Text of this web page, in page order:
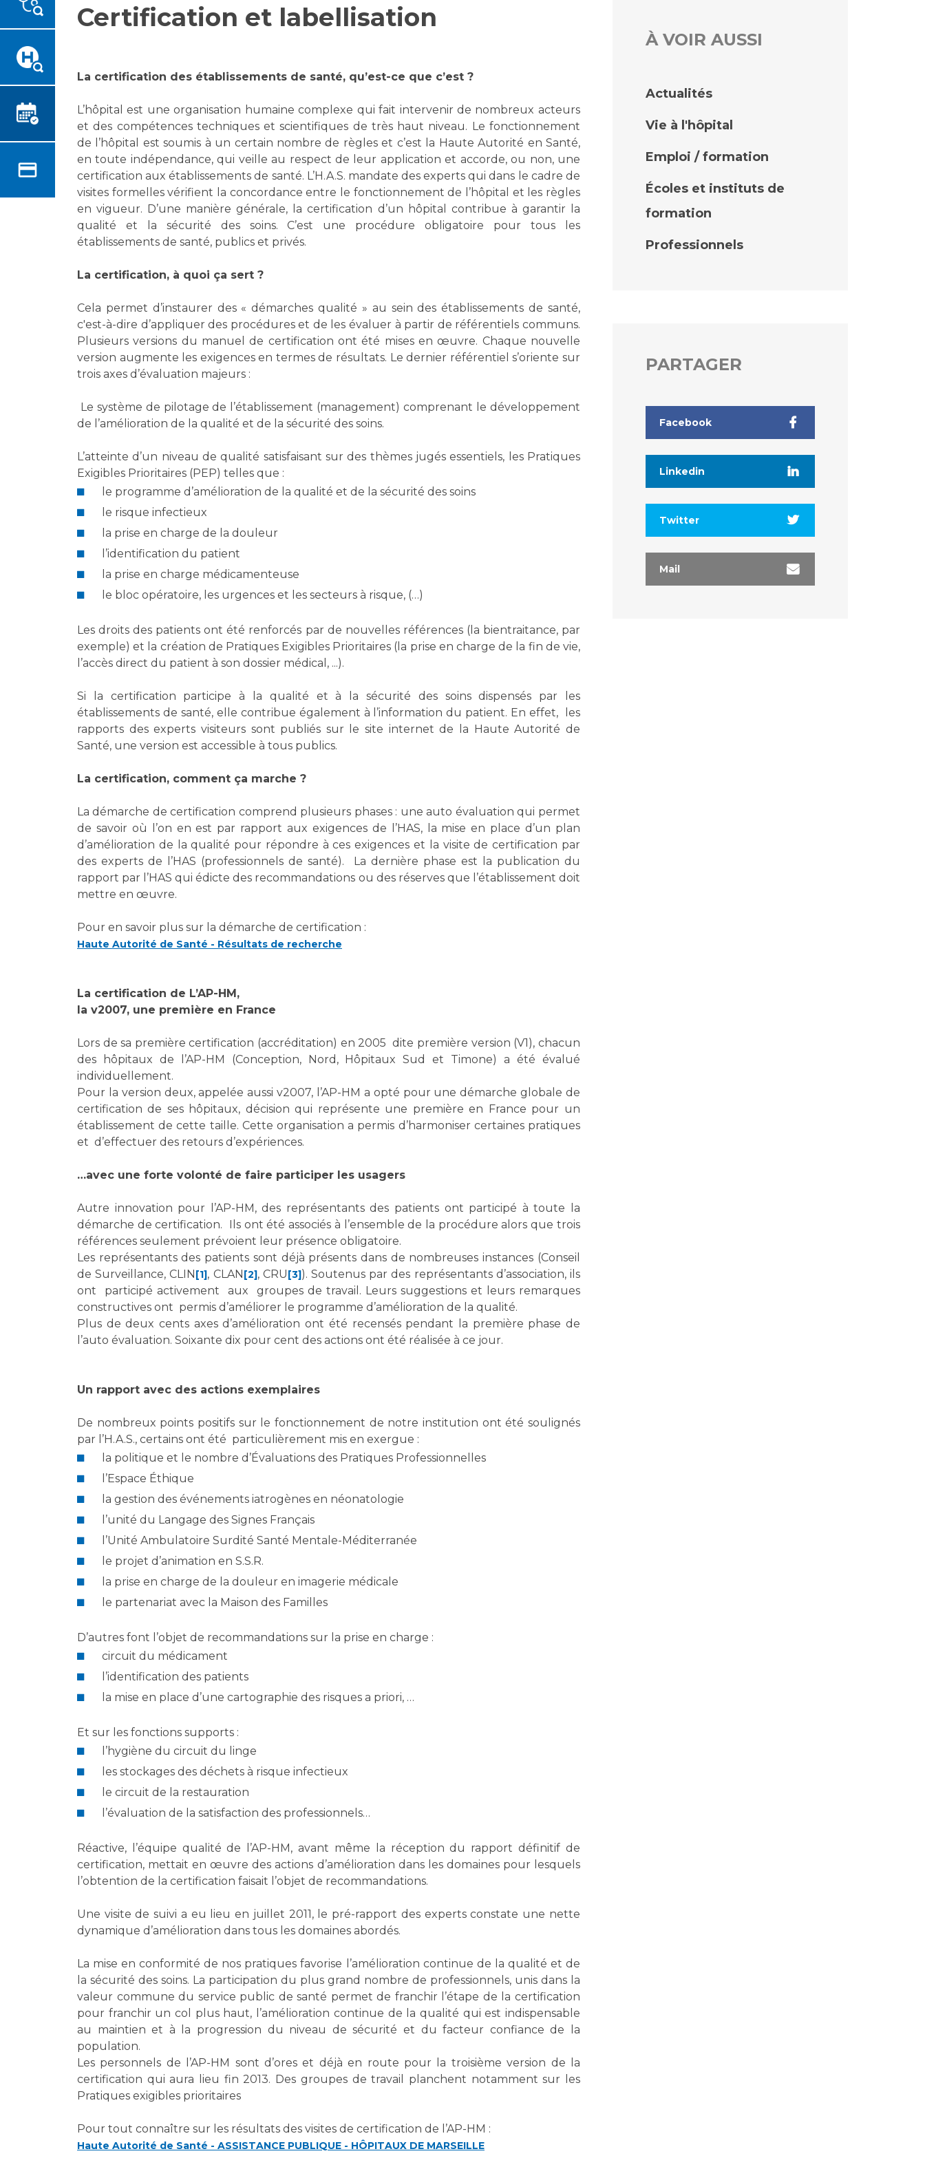
Vous accompagnez, vous
rendez visite à un patient
d'imagerie ou de radiologie à
Vous avez une analyse à
réaliser
Vous venez en consultation
myaphm, votre espace
santé en ligne
Infos COVID-19
Laïcité et cultes
Les associations
Livret d'accueil
Salon des familles
Vos droits, vos devoirs
Accueil sourds et
malentendants
Handicap 13
Activité physique
Cancer
Maternité Hôpital Nord
Nos indicateurs qualité et de sécurité des soins
Protection des données
Sécurité
Les recherches en santé à l’AP-HM
Emplois paramédicaux
Espace Formation
Emplois techniques et
médico-techniques
Emplois divers
Emplois socio-éducatifs
Statuts
Stages paramédicaux
HM
Les structures de recherche
Adresser un patient
Réseaux de soins
Adresser un examen au
Laboratoire de Biologie
Médicale
Radiologie / Imagerie
Cancérologie
Les pôles d'activité médicale
Anatomie et Cytologie
Maladies Rares
Plateforme d'Expertise
Maladies Rares
Liste des marchés conclus
Documents utiles
Certification et labellisation
La certification des établissements de santé, qu’est-ce que c’est ?
L’hôpital est une organisation humaine complexe qui fait intervenir de nombreux acteurs
et des compétences techniques et scientifiques de très haut niveau. Le fonctionnement
de l’hôpital est soumis à un certain nombre de règles et c’est la Haute Autorité en Santé,
en toute indépendance, qui veille au respect de leur application et accorde, ou non, une
certification aux établissements de santé. L’H.A.S. mandate des experts qui dans le cadre de
visites formelles vérifient la concordance entre le fonctionnement de l’hôpital et les règles
en vigueur. D’une manière générale, la certification d’un hôpital contribue à garantir la
qualité et la sécurité des soins. C’est une procédure obligatoire pour tous les
établissements de santé, publics et privés.
La certification, à quoi ça sert ?
Cela permet d’instaurer des « démarches qualité » au sein des établissements de santé,
c'est-à-dire d’appliquer des procédures et de les évaluer à partir de référentiels communs.
Plusieurs versions du manuel de certification ont été mises en œuvre. Chaque nouvelle
version augmente les exigences en termes de résultats. Le dernier référentiel s’oriente sur
trois axes d’évaluation majeurs :
Le système de pilotage de l’établissement (management) comprenant le développement
de l’amélioration de la qualité et de la sécurité des soins.
L’atteinte d’un niveau de qualité satisfaisant sur des thèmes jugés essentiels, les Pratiques
Exigibles Prioritaires (PEP) telles que :
le programme d’amélioration de la qualité et de la sécurité des soins
le risque infectieux
la prise en charge de la douleur
l’identification du patient
la prise en charge médicamenteuse
le bloc opératoire, les urgences et les secteurs à risque, (…)
Les droits des patients ont été renforcés par de nouvelles références (la bientraitance, par
exemple) et la création de Pratiques Exigibles Prioritaires (la prise en charge de la fin de vie,
l’accès direct du patient à son dossier médical, ...).
Si la certification participe à la qualité et à la sécurité des soins dispensés par les
établissements de santé, elle contribue également à l’information du patient. En effet, les
rapports des experts visiteurs sont publiés sur le site internet de la Haute Autorité de
Santé, une version est accessible à tous publics.
La certification, comment ça marche ?
La démarche de certification comprend plusieurs phases : une auto évaluation qui permet
de savoir où l’on en est par rapport aux exigences de l’HAS, la mise en place d’un plan
d’amélioration de la qualité pour répondre à ces exigences et la visite de certification par
des experts de l’HAS (professionnels de santé). La dernière phase est la publication du
rapport par l’HAS qui édicte des recommandations ou des réserves que l’établissement doit
mettre en œuvre.
Pour en savoir plus sur la démarche de certification :
Haute Autorité de Santé - Résultats de recherche
La certification de L’AP-HM,
la v2007, une première en France
Lors de sa première certification (accréditation) en 2005 dite première version (V1), chacun
des hôpitaux de l’AP-HM (Conception, Nord, Hôpitaux Sud et Timone) a été évalué
individuellement.
Pour la version deux, appelée aussi v2007, l’AP-HM a opté pour une démarche globale de
certification de ses hôpitaux, décision qui représente une première en France pour un
établissement de cette taille. Cette organisation a permis d’harmoniser certaines pratiques
et d’effectuer des retours d’expériences.
…avec une forte volonté de faire participer les usagers
Autre innovation pour l’AP-HM, des représentants des patients ont participé à toute la
démarche de certification. Ils ont été associés à l’ensemble de la procédure alors que trois
références seulement prévoient leur présence obligatoire.
Les représentants des patients sont déjà présents dans de nombreuses instances (Conseil
de Surveillance, CLIN [1], CLAN [2], CRU[3]). Soutenus par des représentants d’association, ils
ont participé activement aux groupes de travail. Leurs suggestions et leurs remarques
constructives ont permis d’améliorer le programme d’amélioration de la qualité.
Plus de deux cents axes d’amélioration ont été recensés pendant la première phase de
l’auto évaluation. Soixante dix pour cent des actions ont été réalisée à ce jour.
Un rapport avec des actions exemplaires
De nombreux points positifs sur le fonctionnement de notre institution ont été soulignés
par l’H.A.S., certains ont été particulièrement mis en exergue :
la politique et le nombre d’Évaluations des Pratiques Professionnelles
l’Espace Éthique
la gestion des événements iatrogènes en néonatologie
l’unité du Langage des Signes Français
l’Unité Ambulatoire Surdité Santé Mentale-Méditerranée
le projet d’animation en S.S.R.
la prise en charge de la douleur en imagerie médicale
le partenariat avec la Maison des Familles
D’autres font l’objet de recommandations sur la prise en charge :
circuit du médicament
l’identification des patients
la mise en place d’une cartographie des risques a priori, …
Et sur les fonctions supports :
l’hygiène du circuit du linge
les stockages des déchets à risque infectieux
le circuit de la restauration
l’évaluation de la satisfaction des professionnels…
Réactive, l’équipe qualité de l’AP-HM, avant même la réception du rapport définitif de
certification, mettait en œuvre des actions d’amélioration dans les domaines pour lesquels
l’obtention de la certification faisait l’objet de recommandations.
Une visite de suivi a eu lieu en juillet 2011, le pré-rapport des experts constate une nette
dynamique d’amélioration dans tous les domaines abordés.
La mise en conformité de nos pratiques favorise l’amélioration continue de la qualité et de
la sécurité des soins. La participation du plus grand nombre de professionnels, unis dans la
valeur commune du service public de santé permet de franchir l’étape de la certification
pour franchir un col plus haut, l’amélioration continue de la qualité qui est indispensable
au maintien et à la progression du niveau de sécurité et du facteur confiance de la
population.
Les personnels de l’AP-HM sont d’ores et déjà en route pour la troisième version de la
certification qui aura lieu fin 2013. Des groupes de travail planchent notamment sur les
Pratiques exigibles prioritaires
Pour tout connaître sur les résultats des visites de certification de l’AP-HM :
Haute Autorité de Santé - ASSISTANCE PUBLIQUE - HÔPITAUX DE MARSEILLE
À VOIR AUSSI
Actualités
Vie à l'hôpital
Emploi / formation
Écoles et instituts de
formation
Professionnels
PARTAGER
Facebook
Linkedin
Twitter
Mail